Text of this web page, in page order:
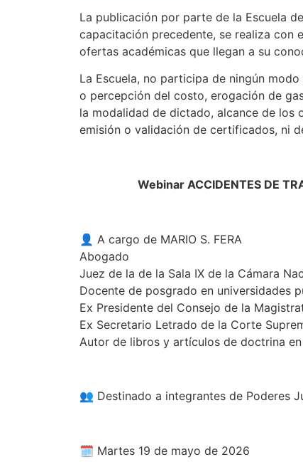
La publicación por parte de la Escuela
capacitación precedente, se realiza con
ofertas académicas que llegan a su
La Escuela, no participa de ningún
o percepción del costo, erogación de
la modalidad de dictado, alcance de los
emisión o validación de certificados, ni
Webinar ACCIDENTES DE
👤 A cargo de MARIO S. FERA
Abogado
Juez de la de la Sala IX de la Cámara
Docente de posgrado en universidades
Ex Presidente del Consejo de la
Ex Secretario Letrado de la Corte
Autor de libros y artículos de doctrina
👥 Destinado a integrantes de Poderes
🗓️ Martes 19 de mayo de 2026